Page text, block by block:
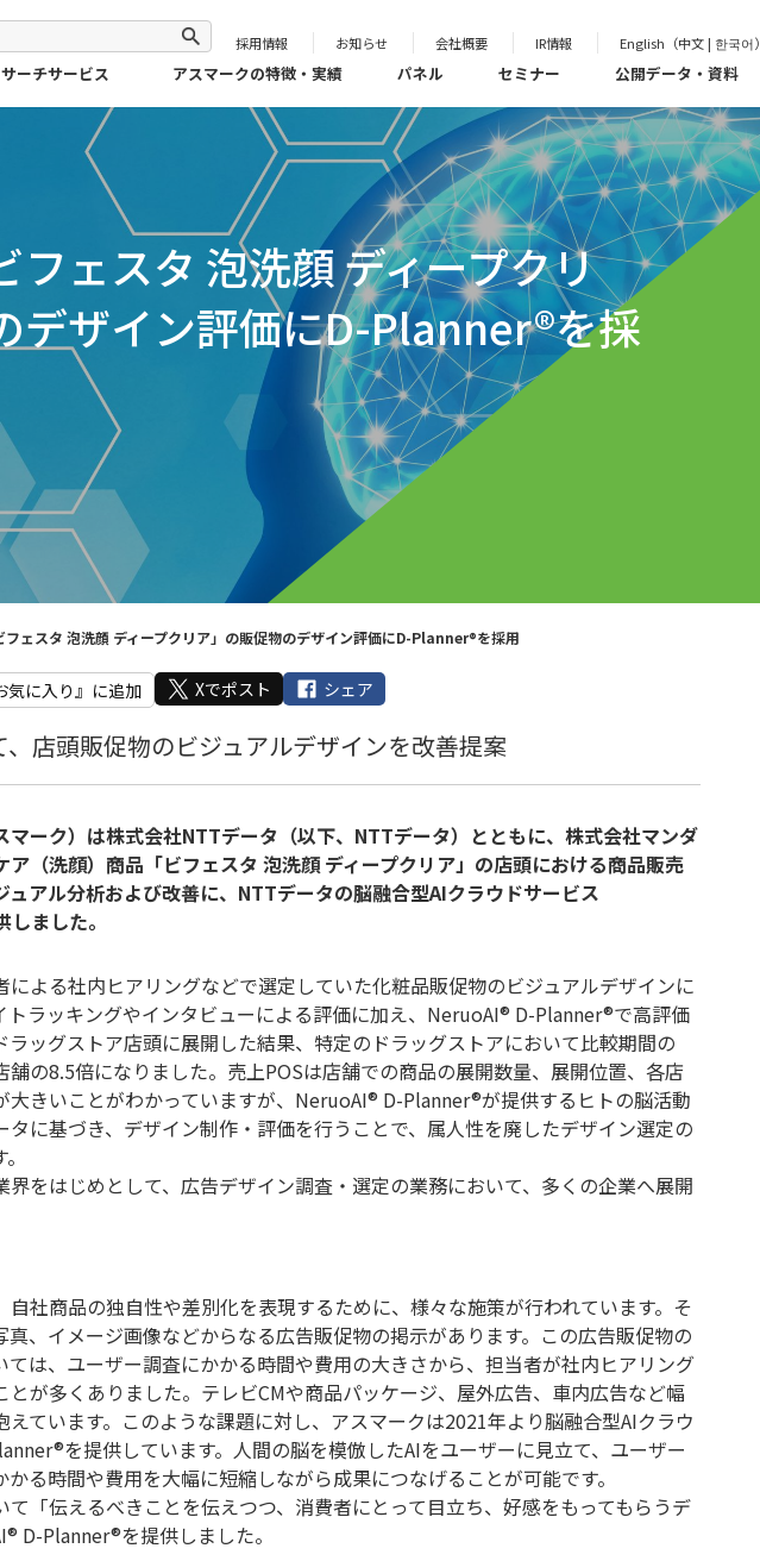
採用情報 お知らせ 会社概要 IR情報 English（中文 | 한국어）
ーチサービス アスマークの特徴・実績 パネル セミナー 公開データ・資料
フェスタ 泡洗顔 ディープクリ
デザイン評価にD-Planner®を採
フェスタ 泡洗顔 ディープクリア」の販促物のデザイン評価にD-Planner®を採用
気に入り』に追加 Xでポスト シェア
店頭販促物のビジュアルデザインを改善提案
マーク）は株式会社NTTデータ（以下、NTTデータ）とともに、株式会社マンダ
（洗顔）商品「ビフェスタ 泡洗顔 ディープクリア」の店頭における商品販売
アル分析および改善に、NTTデータの脳融合型AIクラウドサービス
ました。
よる社内ヒアリングなどで選定していた化粧品販促物のビジュアルデザインに
トラッキングやインタビューによる評価に加え、NeruoAI® D-Planner®で高評価
ッグストア店頭に展開した結果、特定のドラッグストアにおいて比較期間の
舗の8.5倍になりました。売上POSは店舗での商品の展開数量、展開位置、各店
きいことがわかっていますが、NeruoAI® D-Planner®が提供するヒトの脳活動
に基づき、デザイン制作・評価を行うことで、属人性を廃したデザイン選定の
をはじめとして、広告デザイン調査・選定の業務において、多くの企業へ展開
自社商品の独自性や差別化を表現するために、様々な施策が行われています。そ
、イメージ画像などからなる広告販促物の掲示があります。この広告販促物の
ては、ユーザー調査にかかる時間や費用の大きさから、担当者が社内ヒアリング
が多くありました。テレビCMや商品パッケージ、屋外広告、車内広告など幅
ています。このような課題に対し、アスマークは2021年より脳融合型AIクラウ
を提供しています。人間の脳を模倣したAIをユーザーに見立て、ユーザー
る時間や費用を大幅に短縮しながら成果につなげることが可能です。
て「伝えるべきことを伝えつつ、消費者にとって目立ち、好感をもってもらうデ
D-Planner®を提供しました。